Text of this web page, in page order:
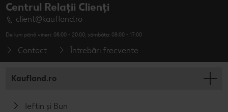
Centrul Relații Clienți
client@kaufland.ro
De luni până vineri: 08:00 - 20:00; sâmbăta: 08:00 - 17:00
Contact Întrebări frecvente
Kaufland.ro
Ieftin și Bun